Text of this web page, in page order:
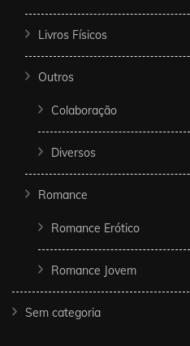
Livros Físicos
Outros
Colaboração
Diversos
Romance
Romance Erótico
Romance Jovem
Sem categoria